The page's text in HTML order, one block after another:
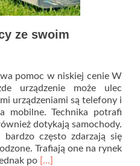
ze swoim
pomoc w niskiej cenie W
urządzenie może ulec
urządzeniami są telefony i
mobilne. Technika potrafi
dotykają samochody.
często zdarzają się
Trafiają one na rynek
po Read
[…]